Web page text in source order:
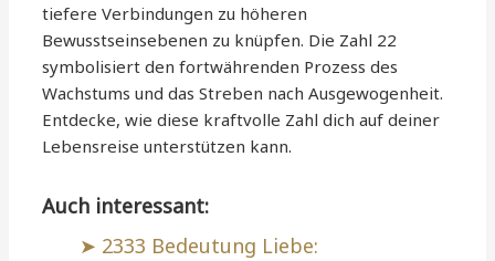
tiefere Verbindungen zu höheren
Bewusstseinsebenen zu knüpfen. Die Zahl 22
symbolisiert den fortwährenden Prozess des
Wachstums und das Streben nach Ausgewogenheit.
Entdecke, wie diese kraftvolle Zahl dich auf deiner
Lebensreise unterstützen kann.
Auch interessant:
2333 Bedeutung Liebe: